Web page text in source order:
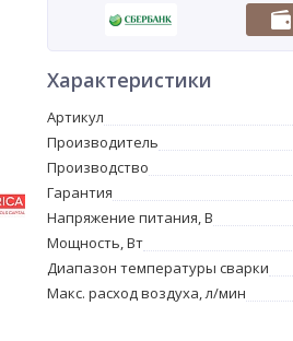
Характеристики
Артикул
Производитель
Производство
Гарантия
Напряжение питания, В
Мощность, Вт
Диапазон температуры сварки
Макс. расход воздуха, л/мин